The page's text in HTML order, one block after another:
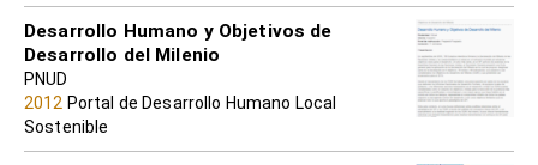
Desarrollo Humano y Objetivos de
Desarrollo del Milenio
PNUD
2012 Portal de Desarrollo Humano Local
Sostenible